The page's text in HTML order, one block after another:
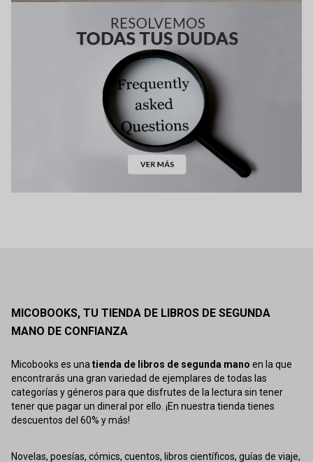
MICOBOOKS, TU TIENDA DE LIBROS DE SEGUNDA
MANO DE CONFIANZA
Micobooks es unatienda de libros de segunda mano en la que
encontrarás una gran variedad de ejemplares de todas las
categorías y géneros para que disfrutes de la lectura sin tener
tener que pagar un dineral por ello. ¡En nuestra tienda tienes
descuentos del 60% y más!
Novelas, poesías, cómics, cuentos, libros científicos, guías de viaje,